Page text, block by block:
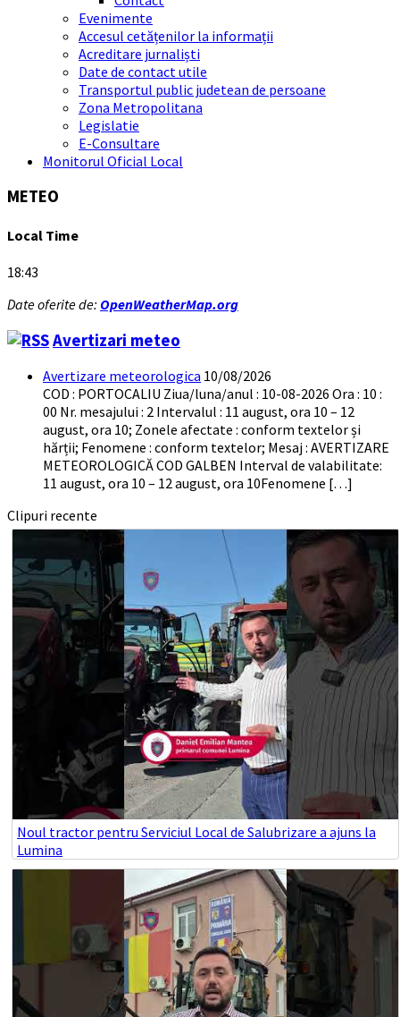
Evenimente
Accesul cetățenilor la informații
Acreditare jurnaliști
Date de contact utile
Transportul public judetean de persoane
Zona Metropolitana
Legislatie
E-Consultare
Monitorul Oficial Local
METEO
Local Time
18:43
Date oferite de: OpenWeatherMap.org
Avertizari meteo
Avertizare meteorologica 10/08/2026
COD : PORTOCALIU Ziua/luna/anul : 10-08-2026 Ora : 10 :
00 Nr. mesajului : 2 Intervalul : 11 august, ora 10 – 12
august, ora 10; Zonele afectate : conform textelor și
hărții; Fenomene : conform textelor; Mesaj : AVERTIZARE
METEOROLOGICĂ COD GALBEN Interval de valabilitate:
11 august, ora 10 – 12 august, ora 10Fenomene […]
Clipuri recente
Noul tractor pentru Serviciul Local de Salubrizare a ajuns la
Lumina